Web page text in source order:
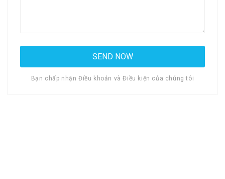
Bạn chấp nhận Điều khoản và Điều kiện của chúng tôi